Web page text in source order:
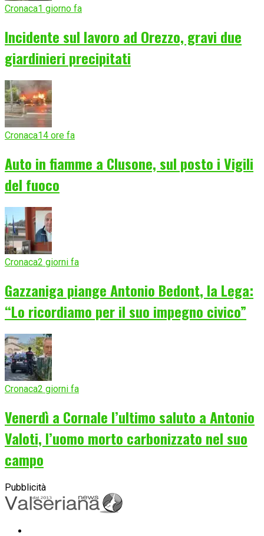
Cronaca1 giorno fa
Incidente sul lavoro ad Orezzo, gravi due
giardinieri precipitati
Cronaca14 ore fa
Auto in fiamme a Clusone, sul posto i Vigili
del fuoco
Cronaca2 giorni fa
Gazzaniga piange Antonio Bedont, la Lega:
“Lo ricordiamo per il suo impegno civico”
Cronaca2 giorni fa
Venerdì a Cornale l’ultimo saluto a Antonio
Valoti, l’uomo morto carbonizzato nel suo
campo
Pubblicità